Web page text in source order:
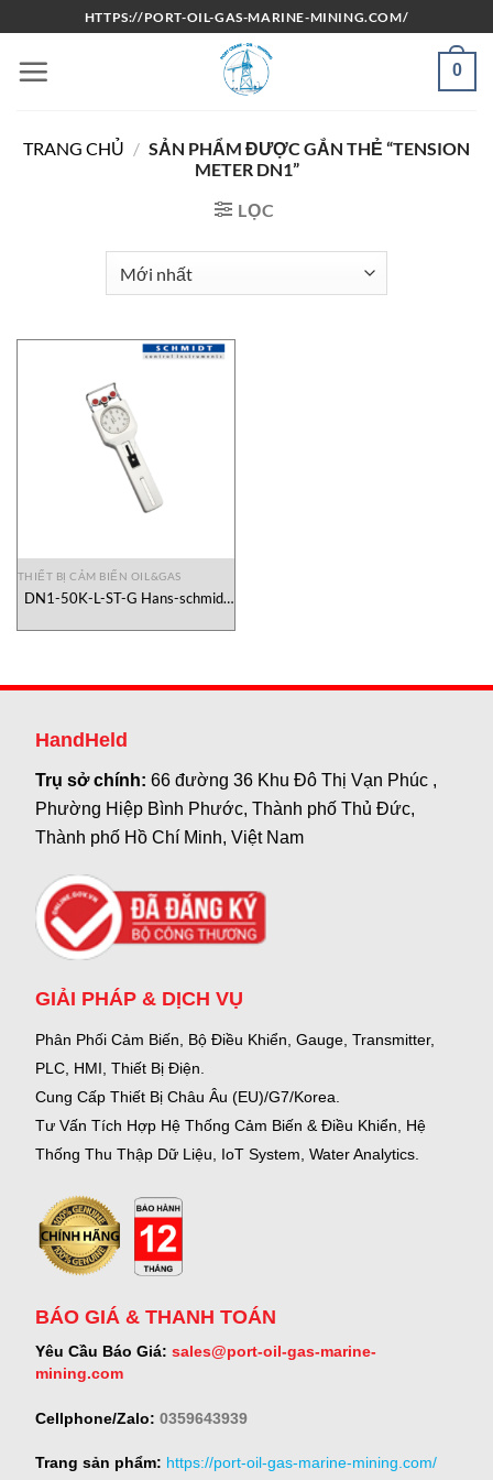
qua
nội
HTTPS://PORT-OIL-GAS-MARINE-MINING.COM/
0
TRANG CHỦ / SẢN PHẨM ĐƯỢC GẮN THẺ “TENSION
METER DN1”
LỌC
THIẾT BỊ CẢM BIẾN OIL&GAS
DN1-50K-L-ST-G Hans-schmidt
HandHeld
Trụ sở chính:66 đường 36 Khu Đô Thị Vạn Phúc ,
Phường Hiệp Bình Phước, Thành phố Thủ Đức,
Thành phố Hồ Chí Minh, Việt Nam
GIẢI PHÁP & DỊCH VỤ
Phân Phối Cảm Biến, Bộ Điều Khiển, Gauge, Transmitter,
PLC, HMI, Thiết Bị Điện.
Cung Cấp Thiết Bị Châu Âu (EU)/G7/Korea.
Tư Vấn Tích Hợp Hệ Thống Cảm Biến & Điều Khiển, Hệ
Thống Thu Thập Dữ Liệu, IoT System, Water Analytics.
BÁO GIÁ & THANH TOÁN
Yêu Cầu Báo Giá: sales@port-oil-gas-marine-
mining.com
Cellphone/Zalo: 0359643939
Trang sản phẩm: https://port-oil-gas-marine-mining.com/